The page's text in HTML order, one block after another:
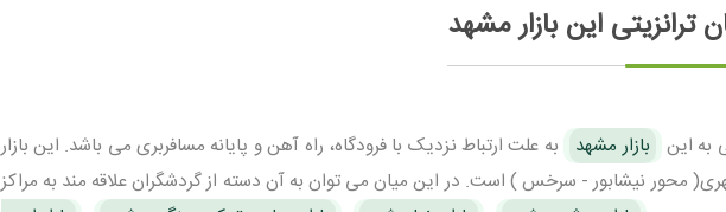
این بازار مشهد
به این بازار مشهد
به علت ارتباط نزدیک با فرودگاه، راه آهن و پایانه مسافربری می باشد. این بازار
محور نیشابور - سرخس ) است. در این میان می توان به آن دسته از گردشگران علاقه مند به مراکز